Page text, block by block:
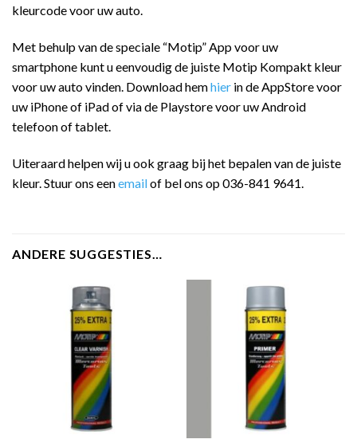
kleurcode voor uw auto.
Met behulp van de speciale “Motip” App voor uw
smartphone kunt u eenvoudig de juiste Motip Kompakt kleur
voor uw auto vinden. Download hemhier in de AppStore voor
uw iPhone of iPad of via de Playstore voor uw Android
telefoon of tablet.
Uiteraard helpen wij u ook graag bij het bepalen van de juiste
kleur. Stuur ons eenemailof bel ons op 036-841 9641.
ANDERE SUGGESTIES…